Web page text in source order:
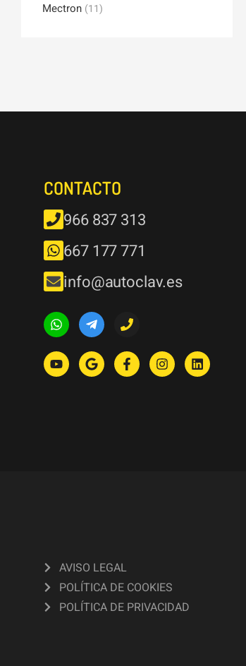
Mectron (11)
CONTACTO
966 837 313
667 177 771
info@autoclav.es
AVISO LEGAL
POLÍTICA DE COOKIES
POLÍTICA DE PRIVACIDAD